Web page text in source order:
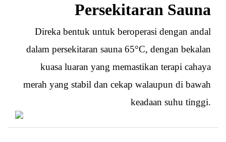
Persekitaran Sauna
Direka bentuk untuk beroperasi dengan andal
dalam persekitaran sauna 65°C, dengan bekalan
kuasa luaran yang memastikan terapi cahaya
merah yang stabil dan cekap walaupun di bawah
keadaan suhu tinggi.